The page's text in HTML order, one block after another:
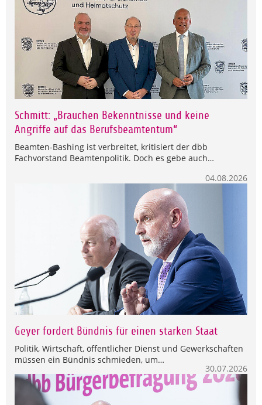
Schmitt: „Brauchen Bekenntnisse und keine
Angriffe auf das Berufsbeamtentum“
Beamten-Bashing ist verbreitet, kritisiert der dbb
Fachvorstand Beamtenpolitik. Doch es gebe auch…
04.08.2026
Geyer fordert Bündnis für einen starken Staat
Politik, Wirtschaft, öffentlicher Dienst und Gewerkschaften
müssen ein Bündnis schmieden, um…
30.07.2026